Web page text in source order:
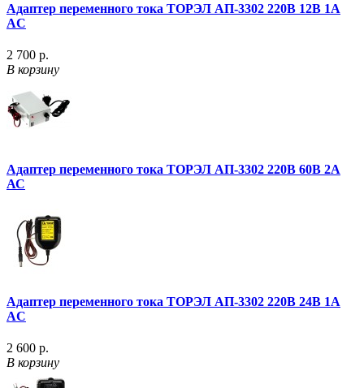
Адаптер переменного тока ТОРЭЛ АП-3302 220В 12B 1A
AC
2 700 р.
В корзину
Адаптер переменного тока ТОРЭЛ АП-3302 220В 60В 2А
АС
Адаптер переменного тока ТОРЭЛ АП-3302 220В 24B 1A
AC
2 600 р.
В корзину